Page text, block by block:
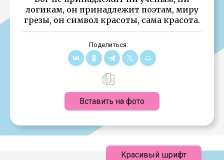
логикам, он принадлежит поэтам, миру
грезы, он символ красоты, сама красота.
Поделиться:
Вставить на фото
Красивый шрифт